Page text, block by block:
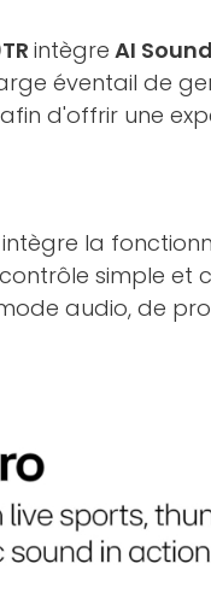
intègre AI
éventail de
d'offrir une
intègre la
simple et
audio, de